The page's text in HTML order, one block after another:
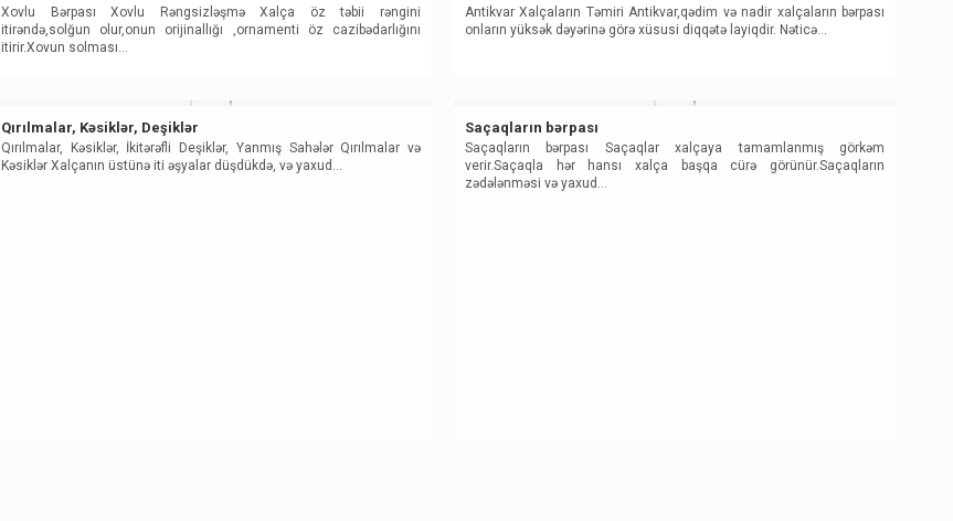
Xovlu Bərpası Xovlu Rəngsizləşmə Xalça öz təbii rəngini
itirəndə,solğun olur,onun orijinallığı ,ornamenti öz cazibədarlığını
itirir.Xovun solması…
Antikvar Xalçaların Təmiri Antikvar,qədim və nadir xalçaların bərpası
onların yüksək dəyərinə görə xüsusi diqqətə layiqdir. Nəticə…
Qırılmalar, Kəsiklər, Deşiklər
Qırılmalar, Kəsiklər, İkitərəfli Deşiklər, Yanmış Sahələr Qırılmalar və
Kəsiklər Xalçanın üstünə iti əşyalar düşdükdə, və yaxud…
Saçaqların bərpası
Saçaqların bərpası Saçaqlar xalçaya tamamlanmış görkəm
verir.Saçaqla hər hansı xalça başqa cürə görünür.Saçaqların
zədələnməsi və yaxud…